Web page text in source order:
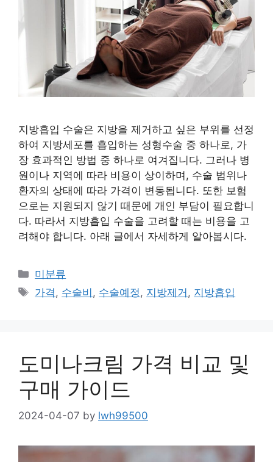
지방흡입 수술은 지방을 제거하고 싶은 부위를 선정
하여 지방세포를 흡입하는 성형수술 중 하나로, 가
장 효과적인 방법 중 하나로 여겨집니다. 그러나 병
원이나 지역에 따라 비용이 상이하며, 수술 범위나
환자의 상태에 따라 가격이 변동됩니다. 또한 보험
으로는 지원되지 않기 때문에 개인 부담이 필요합니
다. 따라서 지방흡입 수술을 고려할 때는 비용을 고
려해야 합니다. 아래 글에서 자세하게 알아봅시다.
Categories
미분류
Tags
가격 , 수술비 , 수술예정 , 지방제거 , 지방흡입
도미나크림 가격 비교 및
구매 가이드
2024-04-07 by lwh99500